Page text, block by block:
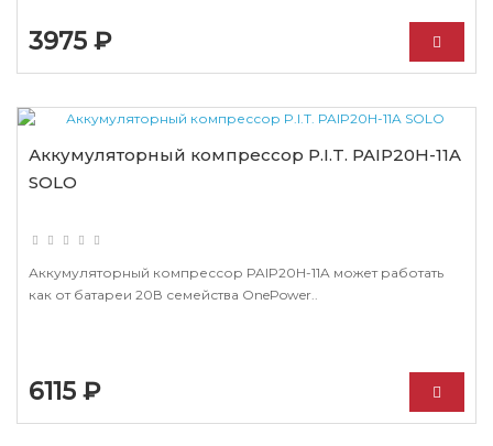
3975 ₽
Аккумуляторный компрессор P.I.T. PAIP20H-11A
SOLO
Аккумуляторный компрессор PAIP20H-11A может работать
как от батареи 20В семейства OnePower..
6115 ₽